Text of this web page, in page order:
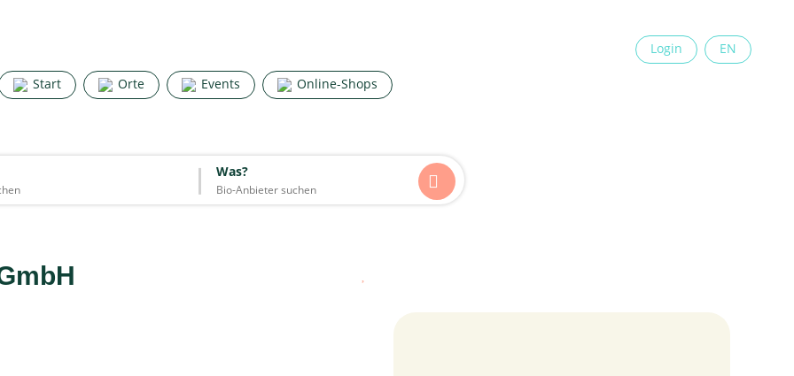
Start Orte Events Online-Shops
Login EN
Was?
×
Start Orte Events Online-Shops
Was?